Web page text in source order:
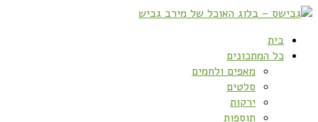
בית
כל המתכונים
מאפים ולחמים
סלטים
ירקות
תוספות